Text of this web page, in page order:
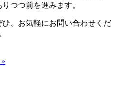
つつ前を進みます。
、お気軽にお問い合わせくだ